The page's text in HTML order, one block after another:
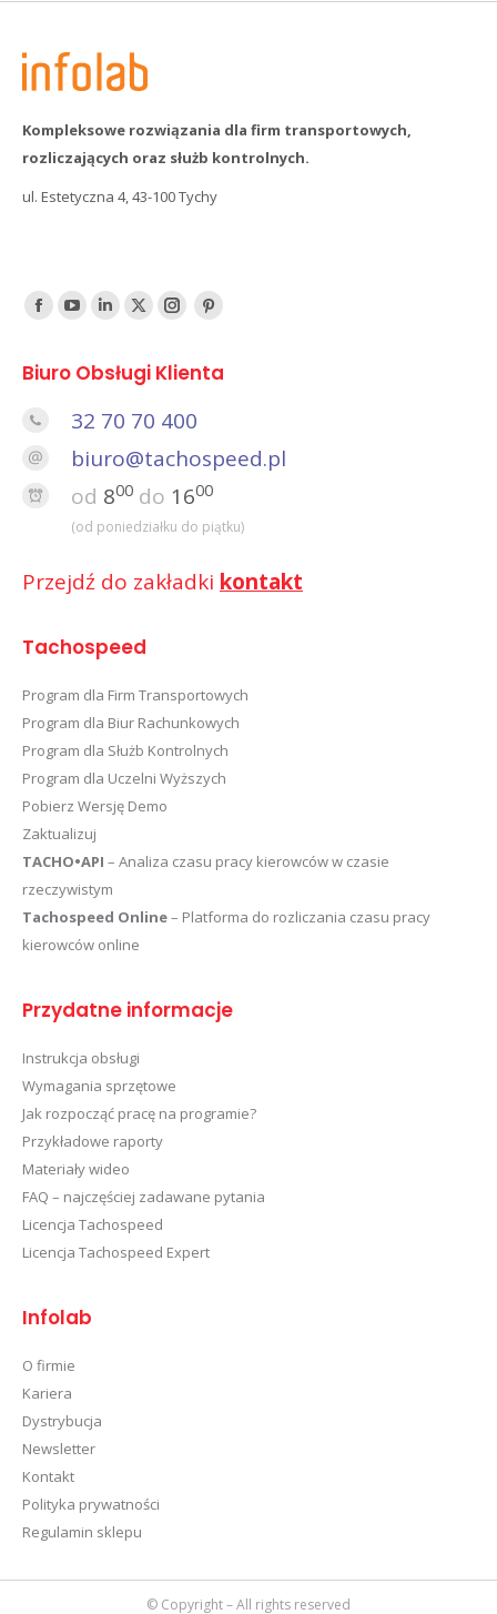
Kompleksowe rozwiązania dla firm transportowych,
rozliczających oraz służb kontrolnych.
ul. Estetyczna 4, 43-100 Tychy
Find us on:
FacebookYouTube
LinkedTwitterInstagramPinterest
Biuro Obsługi Klienta
32 70 70 400
biuro@tachospeed.pl
od 800 do 1600
(od poniedziałku do piątku)
Przejdź do zakładki kontakt
Tachospeed
Program dla Firm Transportowych
Program dla Biur Rachunkowych
Program dla Służb Kontrolnych
Program dla Uczelni Wyższych
Pobierz Wersję Demo
Zaktualizuj
TACHO•API – Analiza czasu pracy kierowców w czasie
rzeczywistym
Tachospeed Online– Platforma do rozliczania czasu pracy
kierowców online
Przydatne informacje
Instrukcja obsługi
Wymagania sprzętowe
Jak rozpocząć pracę na programie?
Przykładowe raporty
Materiały wideo
FAQ – najczęściej zadawane pytania
Licencja Tachospeed
Licencja Tachospeed Expert
Infolab
O firmie
Kariera
Dystrybucja
Newsletter
Kontakt
Polityka prywatności
Regulamin sklepu
© Copyright – All rights reserved